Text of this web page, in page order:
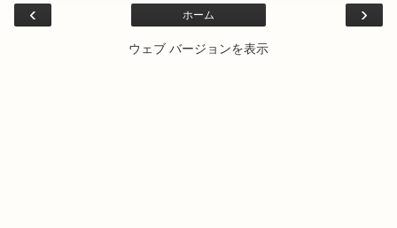
‹ ›
ホーム
ウェブ バージョンを表示